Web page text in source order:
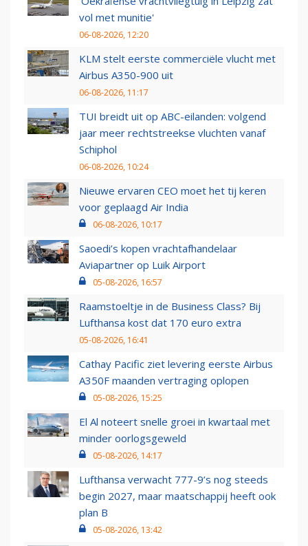
vol met munitie'
06-08-2026, 12:20
KLM stelt eerste commerciële vlucht met
Airbus A350-900 uit
06-08-2026, 11:17
TUI breidt uit op ABC-eilanden: volgend
jaar meer rechtstreekse vluchten vanaf
Schiphol
06-08-2026, 10:24
Nieuwe ervaren CEO moet het tij keren
voor geplaagd Air India
06-08-2026, 10:17
Saoedi’s kopen vrachtafhandelaar
Aviapartner op Luik Airport
05-08-2026, 16:57
Raamstoeltje in de Business Class? Bij
Lufthansa kost dat 170 euro extra
05-08-2026, 16:41
Cathay Pacific ziet levering eerste Airbus
A350F maanden vertraging oplopen
05-08-2026, 15:25
El Al noteert snelle groei in kwartaal met
minder oorlogsgeweld
05-08-2026, 14:17
Lufthansa verwacht 777-9’s nog steeds
begin 2027, maar maatschappij heeft ook
plan B
05-08-2026, 13:42